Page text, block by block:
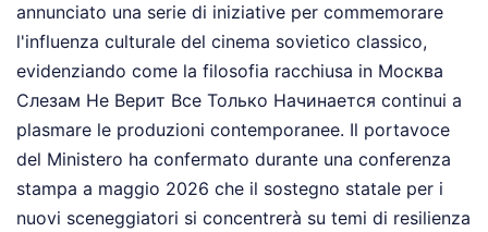
annunciato una serie di iniziative per commemorare
l'influenza culturale del cinema sovietico classico,
evidenziando come la filosofia racchiusa in Москва
Слезам Не Верит Все Только Начинается continui a
plasmare le produzioni contemporanee. Il portavoce
del Ministero ha confermato durante una conferenza
stampa a maggio 2026 che il sostegno statale per i
nuovi sceneggiatori si concentrerà su temi di resilienza